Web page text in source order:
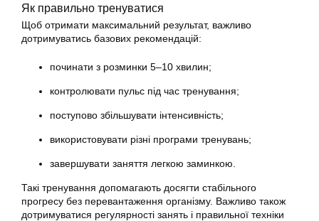
Як правильно тренуватися
Щоб отримати максимальний результат, важливо
дотримуватись базових рекомендацій:
починати з розминки 5–10 хвилин;
контролювати пульс під час тренування;
поступово збільшувати інтенсивність;
використовувати різні програми тренувань;
завершувати заняття легкою заминкою.
Такі тренування допомагають досягти стабільного
прогресу без перевантаження організму. Важливо також
дотримуватися регулярності занять і правильної техніки